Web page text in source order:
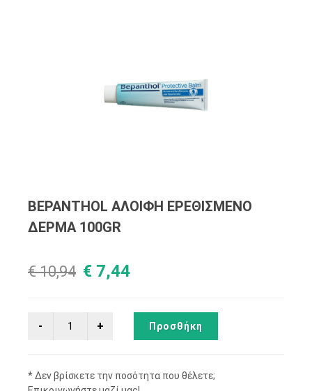
BEPANTHOL ΑΛΟΙΦΗ ΕΡΕΘΙΣΜΕΝΟ
ΔΕΡΜΑ 100GR
€ 10,94 € 7,44
Προσθήκη
* Δεν βρίσκετε την ποσότητα που θέλετε;